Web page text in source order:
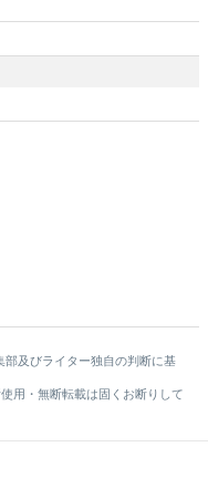
及びライター独自の判断に基
用・無断転載は固くお断りして